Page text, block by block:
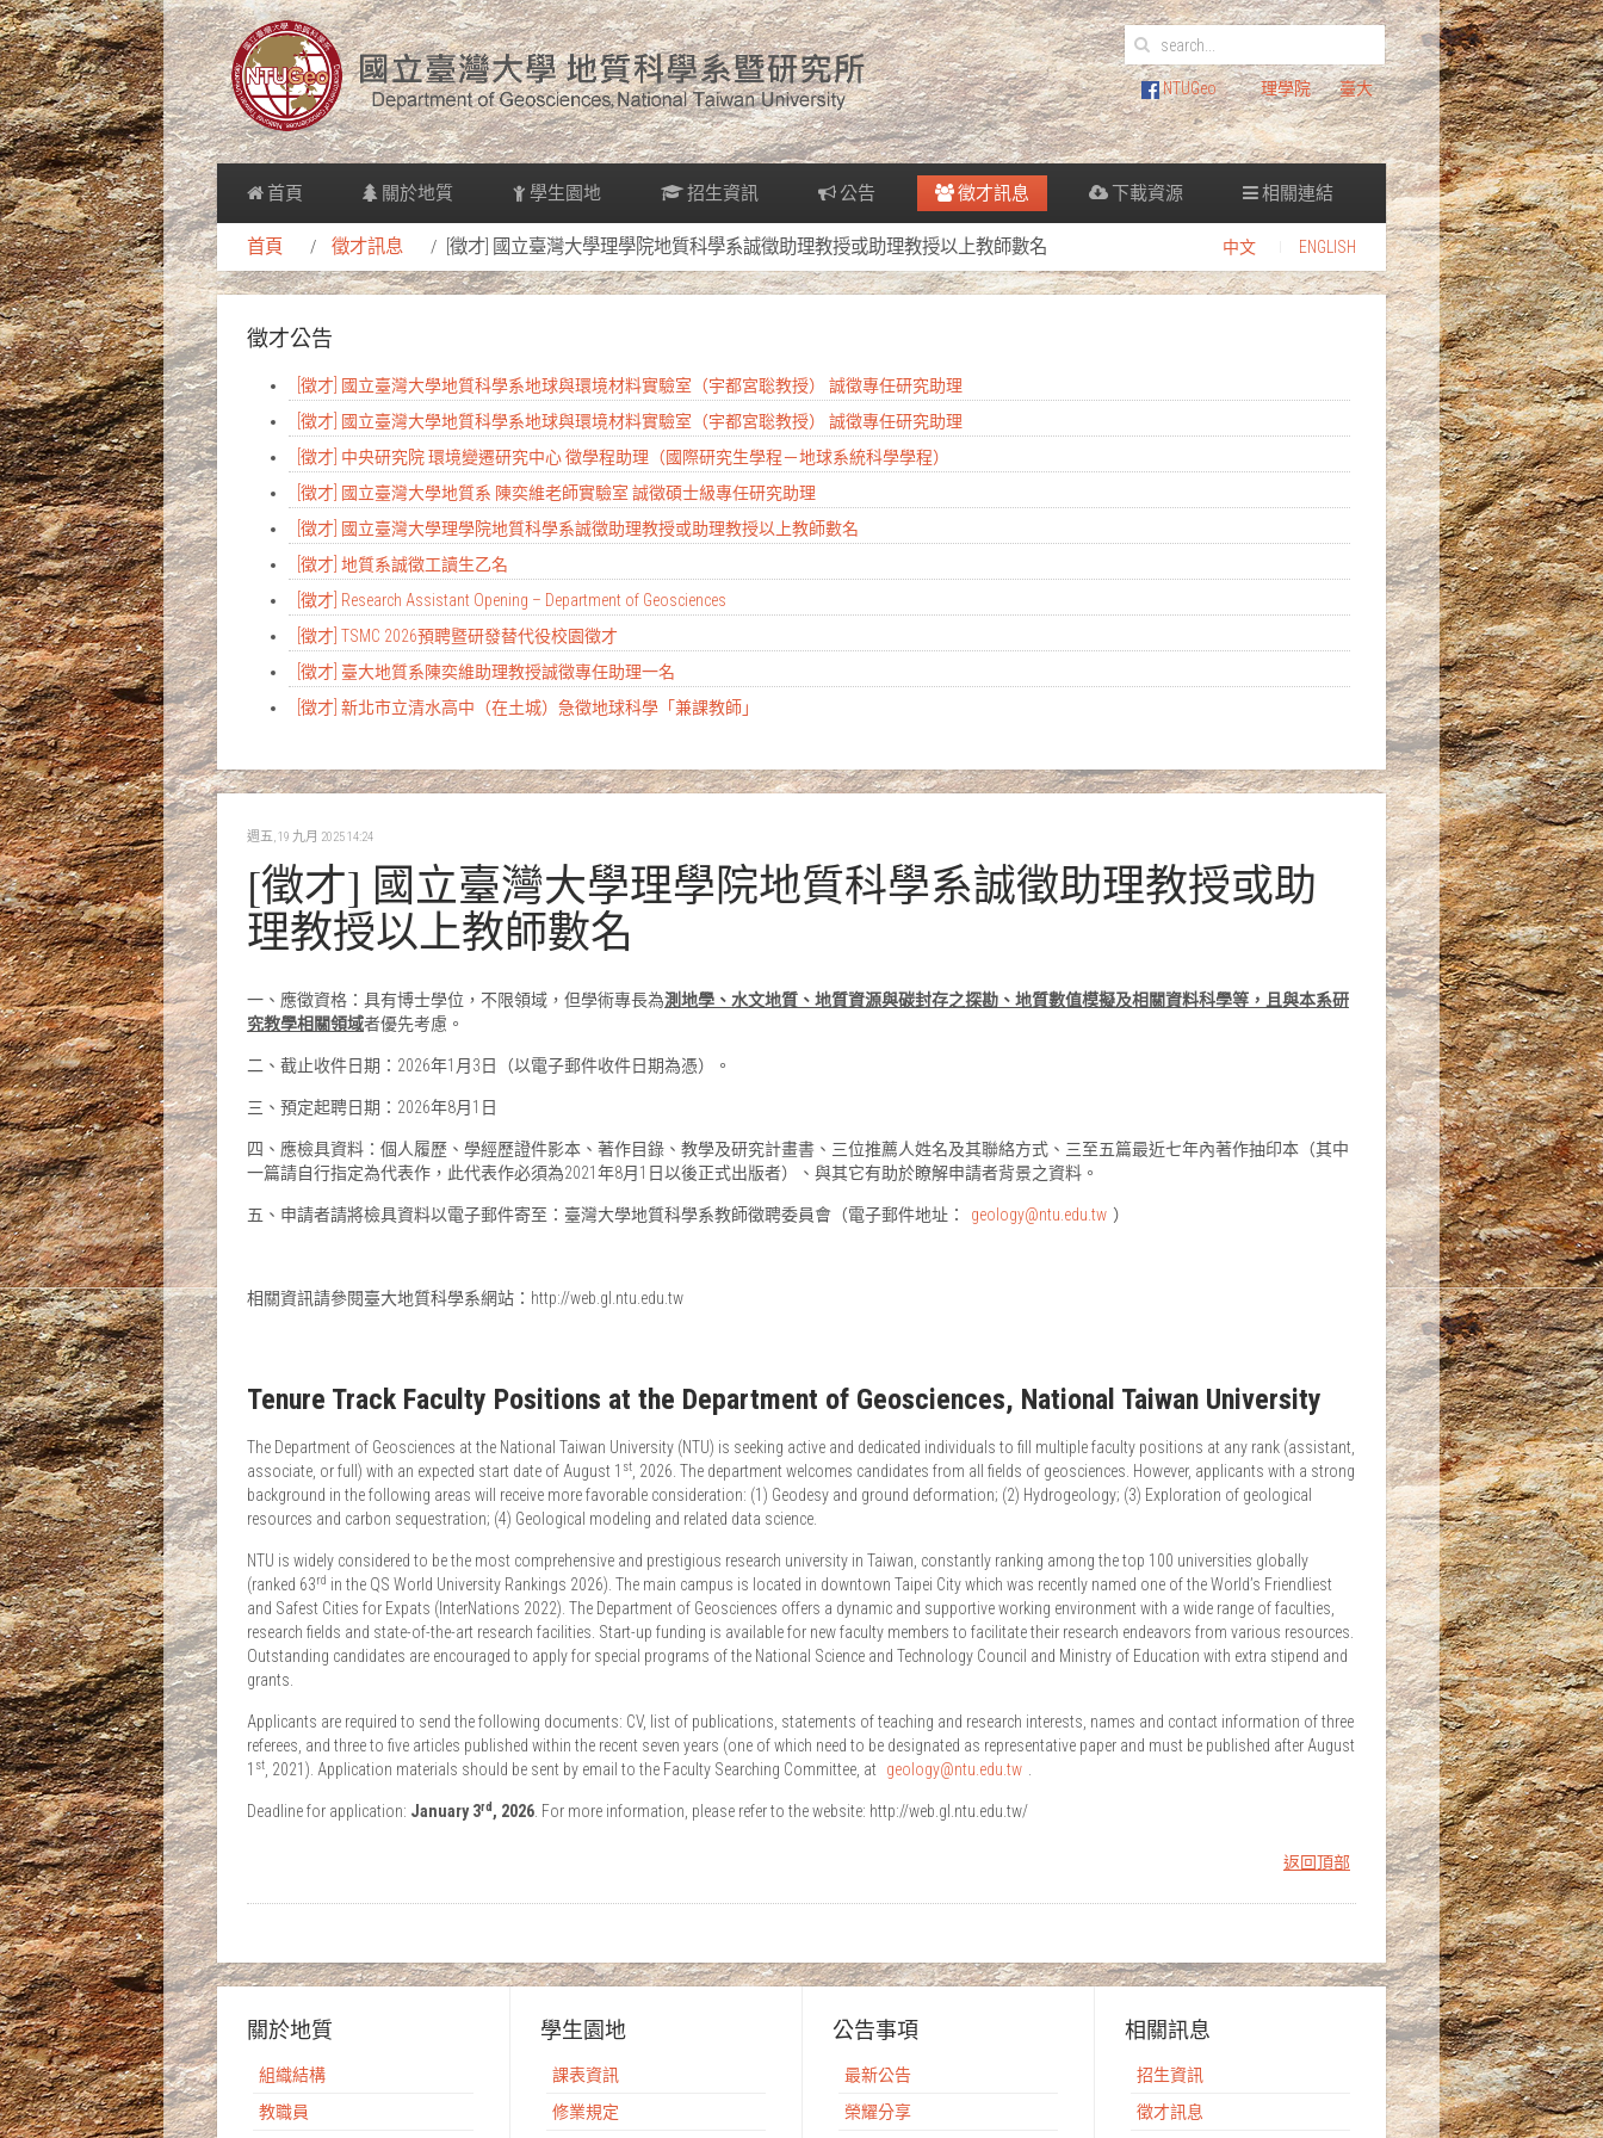
NTUGeo 理學院 臺大
首頁 關於地質 學生園地 招生資訊 公告 徵才訊息 下載資源 相關連結
首頁 徵才訊息 [徵才] 國立臺灣大學理學院地質科學系誠徵助理教授或助理教授以上教師數名 中文 ENGLISH
徵才公告
[徵才] 國立臺灣大學地質科學系地球與環境材料實驗室（宇都宮聡教授） 誠徵專任研究助理
[徵才] 國立臺灣大學地質科學系地球與環境材料實驗室（宇都宮聡教授） 誠徵專任研究助理
[徵才] 中央研究院 環境變遷研究中心 徵學程助理（國際研究生學程－地球系統科學學程）
[徵才] 國立臺灣大學地質系 陳奕維老師實驗室 誠徵碩士級專任研究助理
[徵才] 國立臺灣大學理學院地質科學系誠徵助理教授或助理教授以上教師數名
[徵才] 地質系誠徵工讀生乙名
[徵才] Research Assistant Opening – Department of Geosciences
[徵才] TSMC 2026預聘暨研發替代役校園徵才
[徵才] 臺大地質系陳奕維助理教授誠徵專任助理一名
[徵才] 新北市立清水高中（在土城）急徵地球科學「兼課教師」
週五, 19 九月 2025 14:24
[徵才] 國立臺灣大學理學院地質科學系誠徵助理教授或助
理教授以上教師數名
一、應徵資格：具有博士學位，不限領域，但學術專長為測地學、水文地質、地質資源與碳封存之探勘、地質數值模擬及相關資料科學等，且與本系研
究教學相關領域者優先考慮。
二、截止收件日期：2026年1月3日（以電子郵件收件日期為憑）。
三、預定起聘日期：2026年8月1日
四、應檢具資料：個人履歷、學經歷證件影本、著作目錄、教學及研究計畫書、三位推薦人姓名及其聯絡方式、三至五篇最近七年內著作抽印本（其中
一篇請自行指定為代表作，此代表作必須為2021年8月1日以後正式出版者）、與其它有助於瞭解申請者背景之資料。
五、申請者請將檢具資料以電子郵件寄至：臺灣大學地質科學系教師徵聘委員會（電子郵件地址： geology@ntu.edu.tw ）
相關資訊請參閱臺大地質科學系網站：http://web.gl.ntu.edu.tw
Tenure Track Faculty Positions at the Department of Geosciences, National Taiwan University
The Department of Geosciences at the National Taiwan University (NTU) is seeking active and dedicated individuals to fill multiple faculty positions at any rank (assistant,
associate, or full) with an expected start date of August 1 st , 2026. The department welcomes candidates from all fields of geosciences. However, applicants with a strong
background in the following areas will receive more favorable consideration: (1) Geodesy and ground deformation; (2) Hydrogeology; (3) Exploration of geological
resources and carbon sequestration; (4) Geological modeling and related data science.
NTU is widely considered to be the most comprehensive and prestigious research university in Taiwan, constantly ranking among the top 100 universities globally
(ranked 63rd in the QS World University Rankings 2026). The main campus is located in downtown Taipei City which was recently named one of the World’s Friendliest
and Safest Cities for Expats (InterNations 2022). The Department of Geosciences offers a dynamic and supportive working environment with a wide range of faculties,
research fields and state-of-the-art research facilities. Start-up funding is available for new faculty members to facilitate their research endeavors from various resources.
Outstanding candidates are encouraged to apply for special programs of the National Science and Technology Council and Ministry of Education with extra stipend and
grants.
Applicants are required to send the following documents: CV, list of publications, statements of teaching and research interests, names and contact information of three
referees, and three to five articles published within the recent seven years (one of which need to be designated as representative paper and must be published after August
1 st , 2021). Application materials should be sent by email to the Faculty Searching Committee, at geology@ntu.edu.tw
Deadline for application: January 3rd, 2026 . For more information, please refer to the website: http://web.gl.ntu.edu.tw/
返回頂部
關於地質
組織結構
教職員
學生園地
課表資訊
修業規定
公告事項
最新公告
榮耀分享
相關訊息
招生資訊
徵才訊息